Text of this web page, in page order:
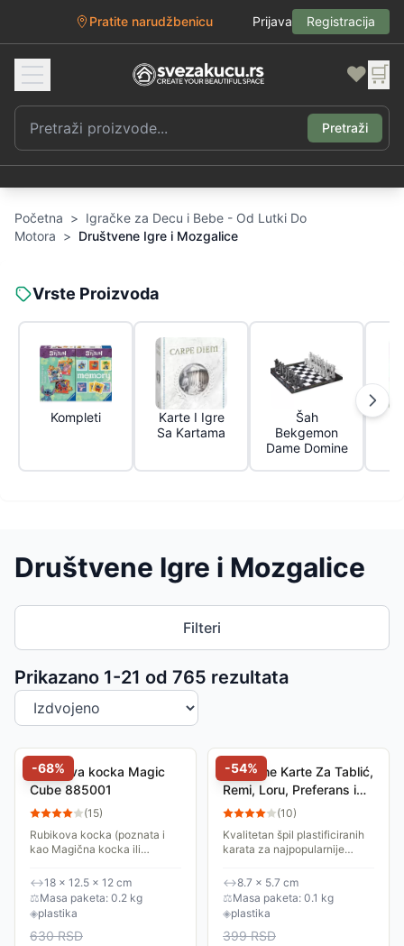
Pratite narudžbenicu Prijava Registracija
❤️ 🛒
Pretraži
Početna > Igračke za Decu i Bebe - Od Lutki Do
Motora > Društvene Igre i Mozgalice
Vrste Proizvoda
Kompleti
Karte I Igre
Sa Kartama
Šah
Bekgemon
Dame Domine
Društvene Igre i Mozgalice
Filteri
Prikazano 1-21 od 765 rezultata
Sortiranje proizvoda
-68%
Rubikova kocka Magic
Cube 885001
(15)
Rubikova kocka (poznata i
kao Magična kocka ili
mehanička igračka koju je
1974. godine izumeo
mađarski pronalazač i
profesor...
↔18 × 12.5 × 12 cm
⚖Masa paketa: 0.2 kg
◈plastika
630RSD
-54%
Plastične Karte Za Tablić,
Remi, Loru, Preferans i
ostale kartaške igre
(10)
Kvalitetan špil plastificiranih
karata za najpopularnije
lore, preferansa, pokera.
Dimenzije karata su 8.7 x 5.7
cm.
↔8.7 × 5.7 cm
⚖Masa paketa: 0.1 kg
◈plastika
399RSD